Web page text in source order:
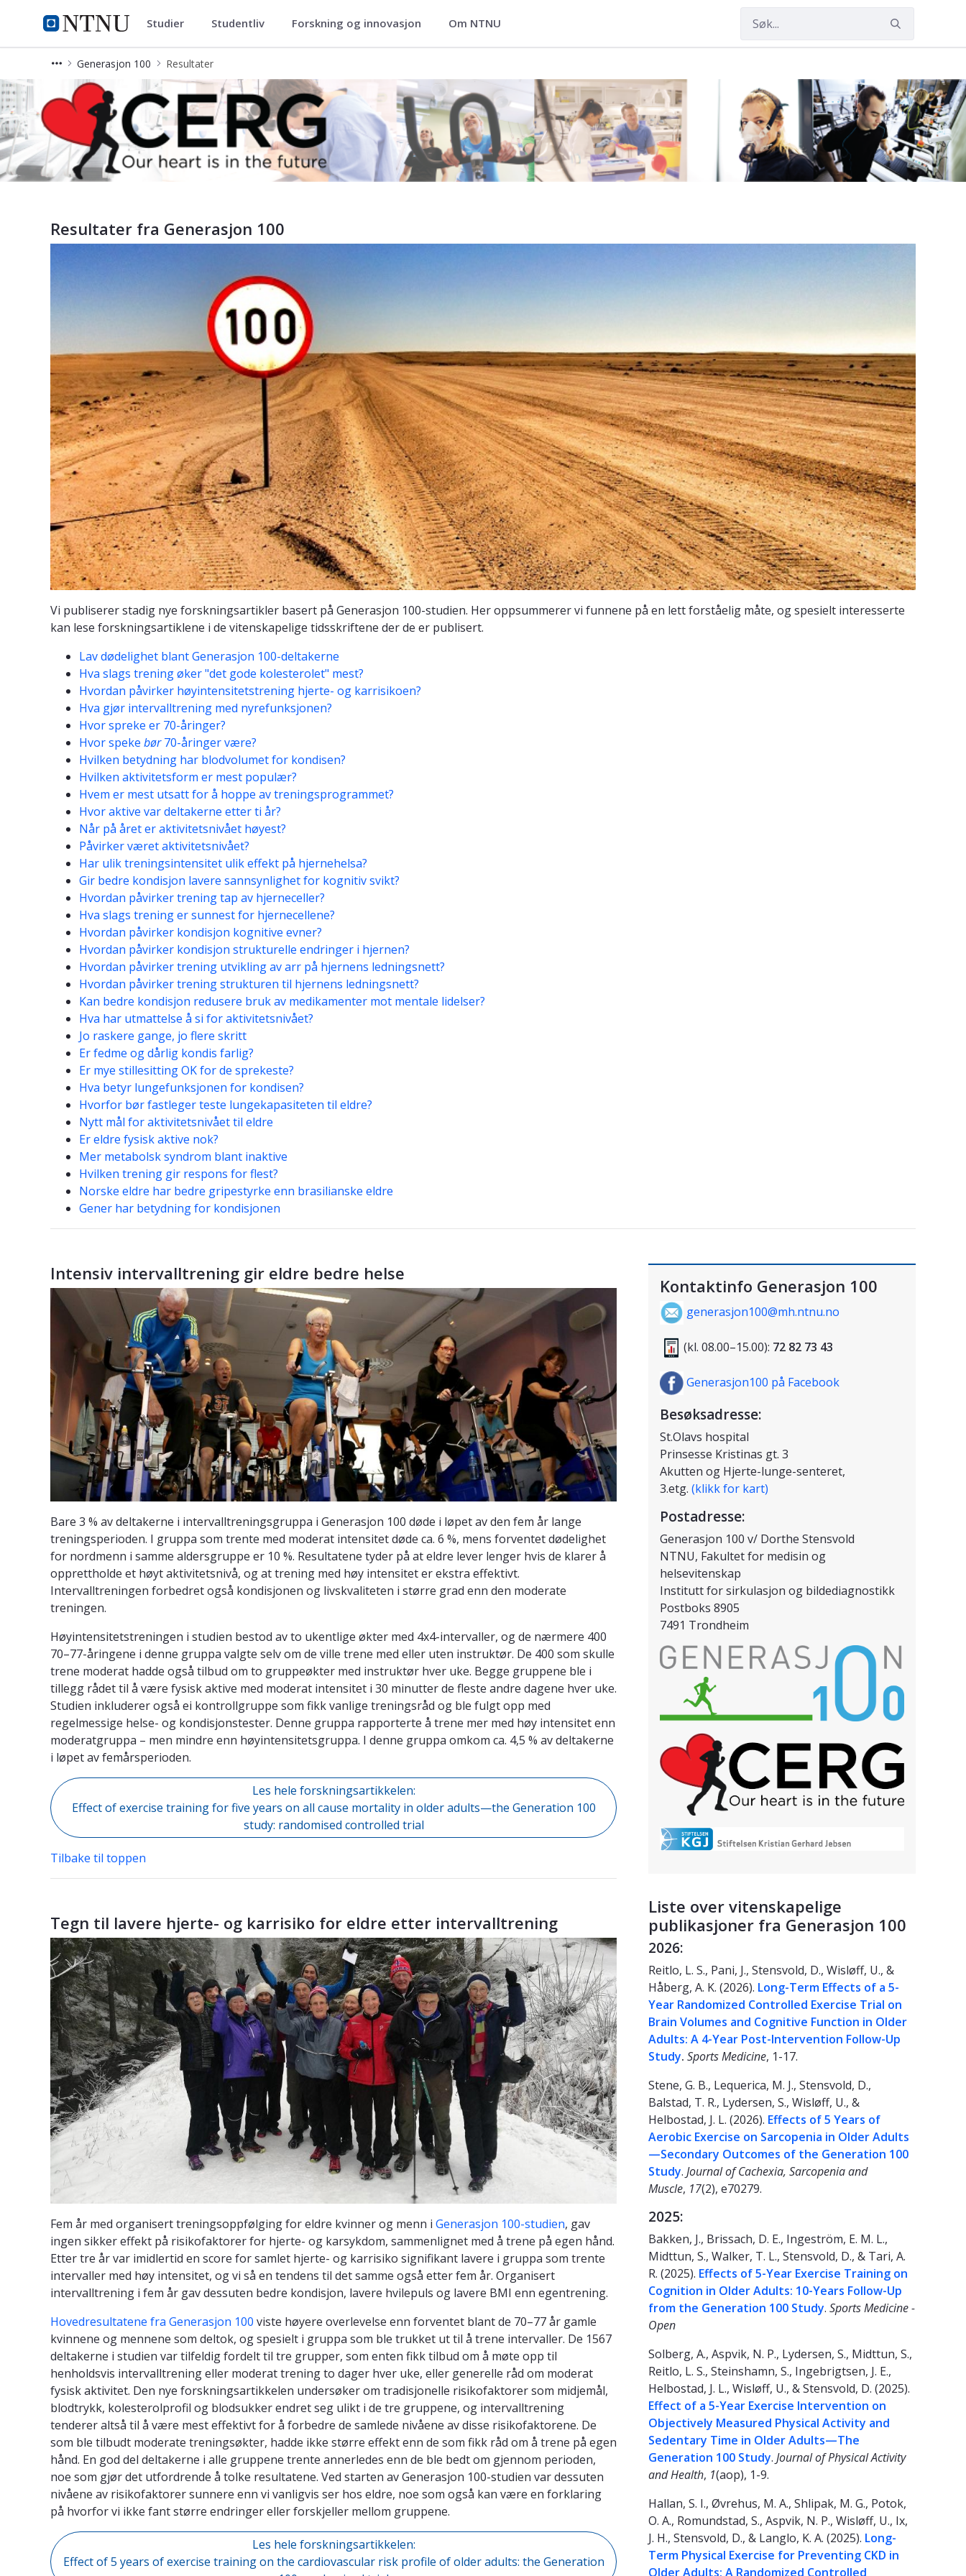
NTNU Hjemmeside
Cerg Studier Studentliv Forskning og innovasjon Om NTNU
Generasjon 100 Resultater
Resultater - Generasjon 100
Resultater fra Generasjon 100
Vi publiserer stadig nye forskningsartikler basert på Generasjon 100-studien. Her oppsummerer vi funnene på en lett forståelig måte, og spesielt interesserte
kan lese forskningsartiklene i de vitenskapelige tidsskriftene der de er publisert.
Lav dødelighet blant Generasjon 100-deltakerne
Hva slags trening øker "det gode kolesterolet" mest?
Hvordan påvirker høyintensitetstrening hjerte- og karrisikoen?
Hva gjør intervalltrening med nyrefunksjonen?
Hvor spreke er 70-åringer?
Hvor speke bør70-åringer være?
Hvilken betydning har blodvolumet for kondisen?
Hvilken aktivitetsform er mest populær?
Hvem er mest utsatt for å hoppe av treningsprogrammet?
Hvor aktive var deltakerne etter ti år?
Når på året er aktivitetsnivået høyest?
Påvirker været aktivitetsnivået?
Har ulik treningsintensitet ulik effekt på hjernehelsa?
Gir bedre kondisjon lavere sannsynlighet for kognitiv svikt?
Hvordan påvirker trening tap av hjerneceller?
Hva slags trening er sunnest for hjernecellene?
Hvordan påvirker kondisjon kognitive evner?
Hvordan påvirker kondisjon strukturelle endringer i hjernen?
Hvordan påvirker trening utvikling av arr på hjernens ledningsnett?
Hvordan påvirker trening strukturen til hjernens ledningsnett?
Kan bedre kondisjon redusere bruk av medikamenter mot mentale lidelser?
Hva har utmattelse å si for aktivitetsnivået?
Jo raskere gange, jo flere skritt
Er fedme og dårlig kondis farlig?
Er mye stillesitting OK for de sprekeste?
Hva betyr lungefunksjonen for kondisen?
Hvorfor bør fastleger teste lungekapasiteten til eldre?
Nytt mål for aktivitetsnivået til eldre
Er eldre fysisk aktive nok?
Mer metabolsk syndrom blant inaktive
Hvilken trening gir respons for flest?
Norske eldre har bedre gripestyrke enn brasilianske eldre
Gener har betydning for kondisjonen
Intensiv intervalltrening gir eldre bedre helse
Bare 3 % av deltakerne i intervalltreningsgruppa i Generasjon 100 døde i løpet av den fem år lange
treningsperioden. I gruppa som trente med moderat intensitet døde ca. 6 %, mens forventet dødelighet
for nordmenn i samme aldersgruppe er 10 %. Resultatene tyder på at eldre lever lenger hvis de klarer å
opprettholde et høyt aktivitetsnivå, og at trening med høy intensitet er ekstra effektivt.
Intervalltreningen forbedret også kondisjonen og livskvaliteten i større grad enn den moderate
treningen.
Høyintensitetstreningen i studien bestod av to ukentlige økter med 4x4-intervaller, og de nærmere 400
70–77-åringene i denne gruppa valgte selv om de ville trene med eller uten instruktør. De 400 som skulle
trene moderat hadde også tilbud om to gruppeøkter med instruktør hver uke. Begge gruppene ble i
tillegg rådet til å være fysisk aktive med moderat intensitet i 30 minutter de fleste andre dagene hver uke.
Studien inkluderer også ei kontrollgruppe som fikk vanlige treningsråd og ble fulgt opp med
regelmessige helse- og kondisjonstester. Denne gruppa rapporterte å trene mer med høy intensitet enn
moderatgruppa – men mindre enn høyintensitetsgruppa. I denne gruppa omkom ca. 4,5 % av deltakerne
i løpet av femårsperioden.
Les hele forskningsartikkelen:
Effect of exercise training for five years on all cause mortality in older adults—the Generation 100
study: randomised controlled trial
Tilbake til toppen
Tegn til lavere hjerte- og karrisiko for eldre etter intervalltrening
Fem år med organisert treningsoppfølging for eldre kvinner og menn i Generasjon 100-studien, gav
ingen sikker effekt på risikofaktorer for hjerte- og karsykdom, sammenlignet med å trene på egen hånd.
Etter tre år var imidlertid en score for samlet hjerte- og karrisiko signifikant lavere i gruppa som trente
intervaller med høy intensitet, og vi så en tendens til det samme også etter fem år. Organisert
intervalltrening i fem år gav dessuten bedre kondisjon, lavere hvilepuls og lavere BMI enn egentrening.
Hovedresultatene fra Generasjon 100 viste høyere overlevelse enn forventet blant de 70–77 år gamle
kvinnene og mennene som deltok, og spesielt i gruppa som ble trukket ut til å trene intervaller. De 1567
deltakerne i studien var tilfeldig fordelt til tre grupper, som enten fikk tilbud om å møte opp til
henholdsvis intervalltrening eller moderat trening to dager hver uke, eller generelle råd om moderat
fysisk aktivitet. Den nye forskningsartikkelen undersøker om tradisjonelle risikofaktorer som midjemål,
blodtrykk, kolesterolprofil og blodsukker endret seg ulikt i de tre gruppene, og intervalltrening
tenderer altså til å være mest effektivt for å forbedre de samlede nivåene av disse risikofaktorene. De
som ble tilbudt moderate treningsøkter, hadde ikke større effekt enn de som fikk råd om å trene på egen
hånd. En god del deltakerne i alle gruppene trente annerledes enn de ble bedt om gjennom perioden,
noe som gjør det utfordrende å tolke resultatene. Ved starten av Generasjon 100-studien var dessuten
nivåene av risikofaktorer sunnere enn vi vanligvis ser hos eldre, noe som også kan være en forklaring
på hvorfor vi ikke fant større endringer eller forskjeller mellom gruppene.
Les hele forskningsartikkelen:
Effect of 5 years of exercise training on the cardiovascular risk profile of older adults: the Generation
Kontaktinfo Generasjon 100
generasjon100@mh.ntnu.no
(kl. 08.00–15.00): 72 82 73 43
Generasjon100 på Facebook
Besøksadresse:
St.Olavs hospital
Prinsesse Kristinas gt. 3
Akutten og Hjerte-lunge-senteret,
3.etg. (klikk for kart)
Postadresse:
Generasjon 100 v/ Dorthe Stensvold
NTNU, Fakultet for medisin og
helsevitenskap
Institutt for sirkulasjon og bildediagnostikk
Postboks 8905
7491 Trondheim
Liste over vitenskapelige
publikasjoner fra Generasjon 100
2026:
Reitlo, L. S., Pani, J., Stensvold, D., Wisløff, U., &
Håberg, A. K. (2026). Long-Term Effects of a 5-
Year Randomized Controlled Exercise Trial on
Brain Volumes and Cognitive Function in Older
Adults: A 4-Year Post-Intervention Follow-Up
Study. Sports Medicine, 1-17.
Stene, G. B., Lequerica, M. J., Stensvold, D.,
Balstad, T. R., Lydersen, S., Wisløff, U., &
Helbostad, J. L. (2026). Effects of 5 Years of
Aerobic Exercise on Sarcopenia in Older Adults
—Secondary Outcomes of the Generation 100
Study. Journal of Cachexia, Sarcopenia and
Muscle, 17(2), e70279.
2025:
Bakken, J., Brissach, D. E., Ingeström, E. M. L.,
Midttun, S., Walker, T. L., Stensvold, D., & Tari, A.
R. (2025). Effects of 5-Year Exercise Training on
Cognition in Older Adults: 10-Years Follow-Up
from the Generation 100 Study. Sports Medicine -
Open
Solberg, A., Aspvik, N. P., Lydersen, S., Midttun, S.,
Reitlo, L. S., Steinshamn, S., Ingebrigtsen, J. E.,
Helbostad, J. L., Wisløff, U., & Stensvold, D. (2025).
Effect of a 5-Year Exercise Intervention on
Objectively Measured Physical Activity and
Sedentary Time in Older Adults—The
Generation 100 Study. Journal of Physical Activity
and Health, 1(aop), 1-9.
Hallan, S. I., Øvrehus, M. A., Shlipak, M. G., Potok,
O. A., Romundstad, S., Aspvik, N. P., Wisløff, U., Ix,
J. H., Stensvold, D., & Langlo, K. A. (2025). Long-
Term Physical Exercise for Preventing CKD in
Older Adults: A Randomized Controlled